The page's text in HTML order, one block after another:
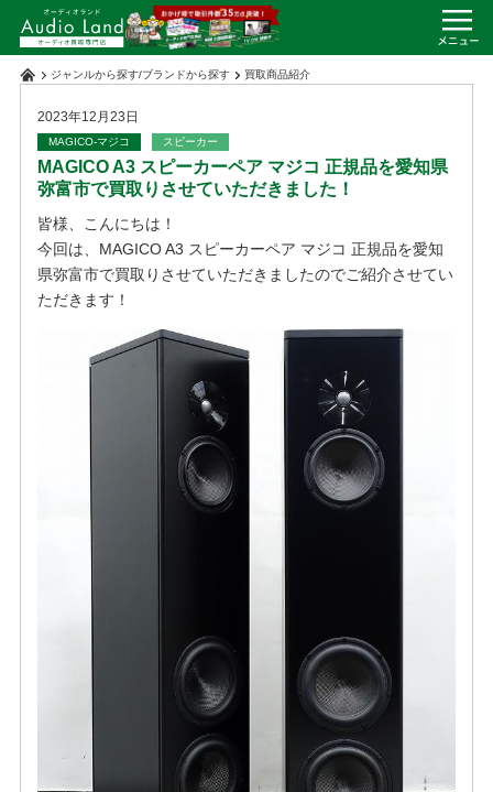
ジャンルから探す/ブランドから探す 買取商品紹介
2023年12月23日
MAGICO-マジコ スピーカー
MAGICO A3 スピーカーペア マジコ 正規品を愛知県
弥富市で買取りさせていただきました！
皆様、こんにちは！
今回は、MAGICO A3 スピーカーペア マジコ 正規品を愛知
県弥富市で買取りさせていただきましたのでご紹介させてい
ただきます！